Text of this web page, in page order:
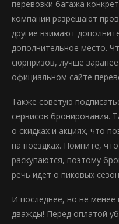
перевозки багажа
компании разрешают
другие взимают
дополнительное место.
сюрпризов, лучше
официальном сайте
Также советую
сервисов бронирования.
о скидках и акциях, что
на поездках. Помните,
раскупаются, поэтому
речь идет о пиковых
И последнее, но не
дважды! Перед оплатой